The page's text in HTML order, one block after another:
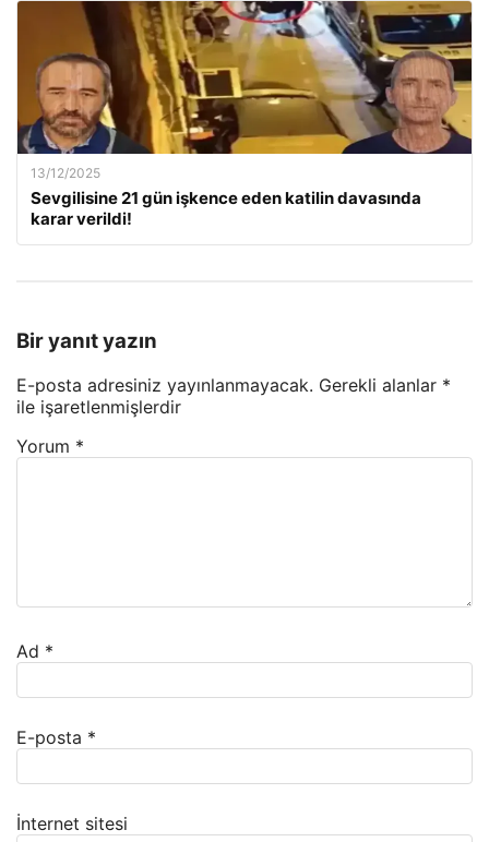
13/12/2025
Sevgilisine 21 gün işkence eden katilin davasında
karar verildi!
Bir yanıt yazın
E-posta adresiniz yayınlanmayacak. Gerekli alanlar *
ile işaretlenmişlerdir
Yorum *
Ad *
E-posta *
İnternet sitesi